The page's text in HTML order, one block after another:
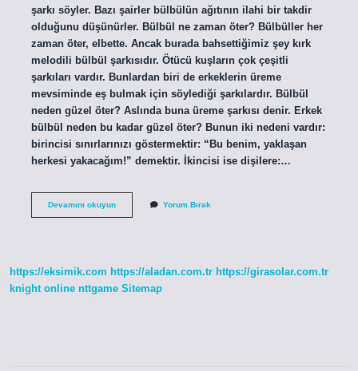
şarkı söyler. Bazı şairler bülbülün ağıtının ilahi bir takdir
olduğunu düşünürler. Bülbül ne zaman öter? Bülbüller her
zaman öter, elbette. Ancak burada bahsettiğimiz şey kırk
melodili bülbül şarkısıdır. Ötücü kuşların çok çeşitli
şarkıları vardır. Bunlardan biri de erkeklerin üreme
mevsiminde eş bulmak için söylediği şarkılardır. Bülbül
neden güzel öter? Aslında buna üreme şarkısı denir. Erkek
bülbül neden bu kadar güzel öter? Bunun iki nedeni vardır:
birincisi sınırlarınızı göstermektir: “Bu benim, yaklaşan
herkesi yakacağım!” demektir. İkincisi ise dişilere:…
Devamını okuyunBülbül
Yorum Bırak
https://eksimik.com https://aladan.com.tr https://girasolar.com.tr
knight online nttgame Sitemap